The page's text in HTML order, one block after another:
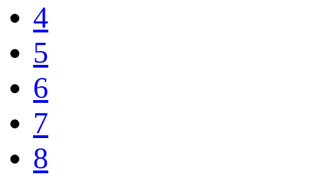
4
5
6
7
8